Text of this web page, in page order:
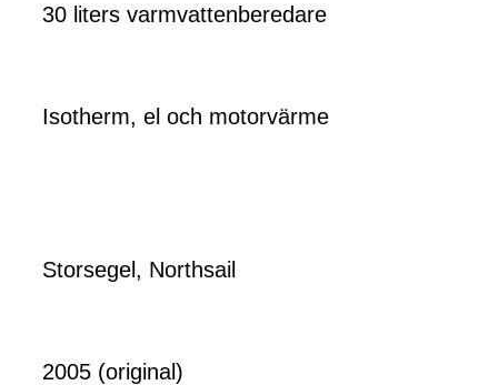
30 liters varmvattenberedare
Isotherm, el och motorvärme
Storsegel, Northsail
2005 (original)